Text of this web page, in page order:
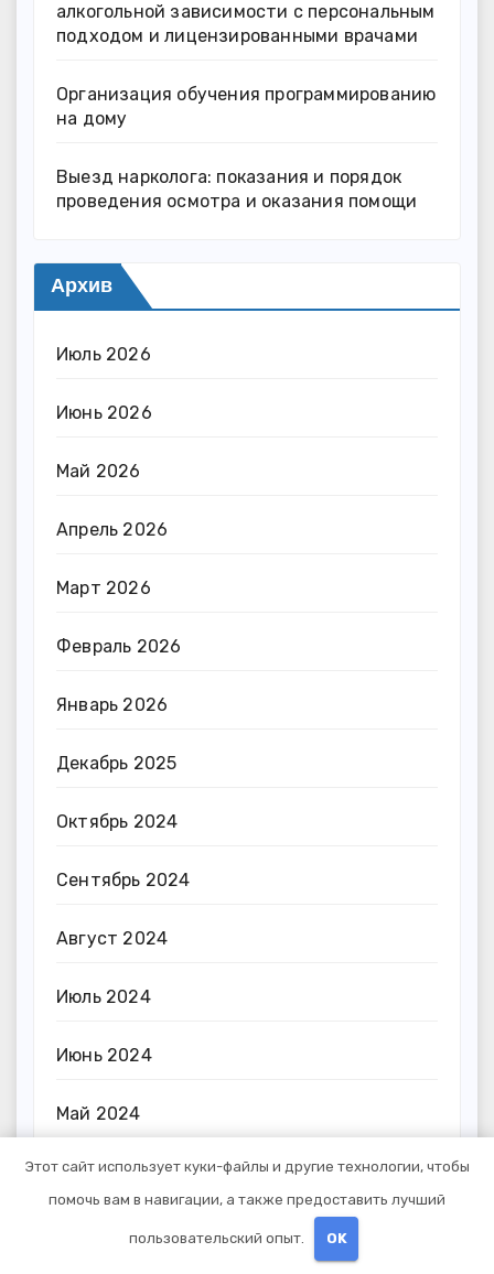
алкогольной зависимости с персональным
подходом и лицензированными врачами
Организация обучения программированию
на дому
Выезд нарколога: показания и порядок
проведения осмотра и оказания помощи
Архив
Июль 2026
Июнь 2026
Май 2026
Апрель 2026
Март 2026
Февраль 2026
Январь 2026
Декабрь 2025
Октябрь 2024
Сентябрь 2024
Август 2024
Июль 2024
Июнь 2024
Май 2024
Апрель 2024
Март 2024
Этот сайт использует куки-файлы и другие технологии, чтобы
помочь вам в навигации, а также предоставить лучший
пользовательский опыт. OK